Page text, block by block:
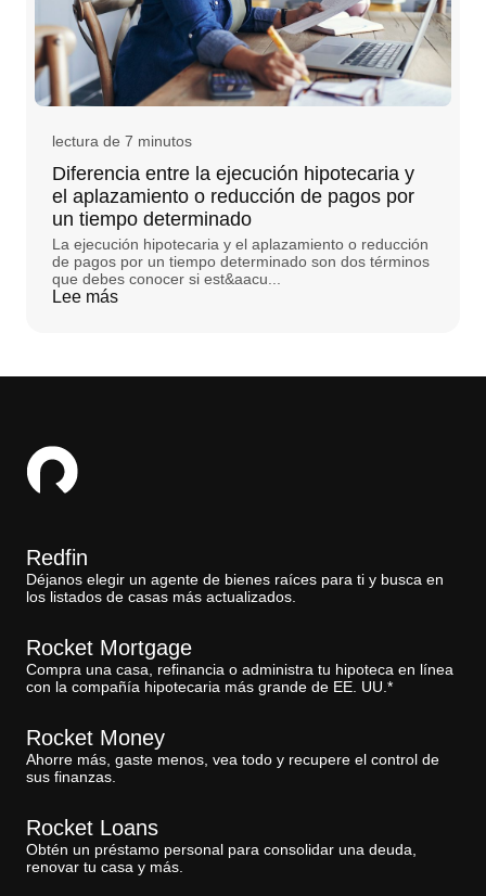
lectura de 7 minutos
Diferencia entre la ejecución hipotecaria y
el aplazamiento o reducción de pagos por
un tiempo determinado
La ejecución hipotecaria y el aplazamiento o reducción
de pagos por un tiempo determinado son dos términos
que debes conocer si est&aacu...
Lee más
Redfin
Déjanos elegir un agente de bienes raíces para ti y busca en
los listados de casas más actualizados.
Rocket Mortgage
Compra una casa, refinancia o administra tu hipoteca en línea
con la compañía hipotecaria más grande de EE. UU.*
Rocket Money
Ahorre más, gaste menos, vea todo y recupere el control de
sus finanzas.
Rocket Loans
Obtén un préstamo personal para consolidar una deuda,
renovar tu casa y más.